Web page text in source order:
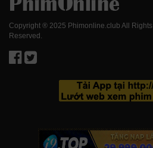
Copyright ® 2025 Phimonline.club All Rights
Reserved.